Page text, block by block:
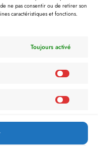
ne pas consentir ou de retirer son
caractéristiques et fonctions.
Toujours activé